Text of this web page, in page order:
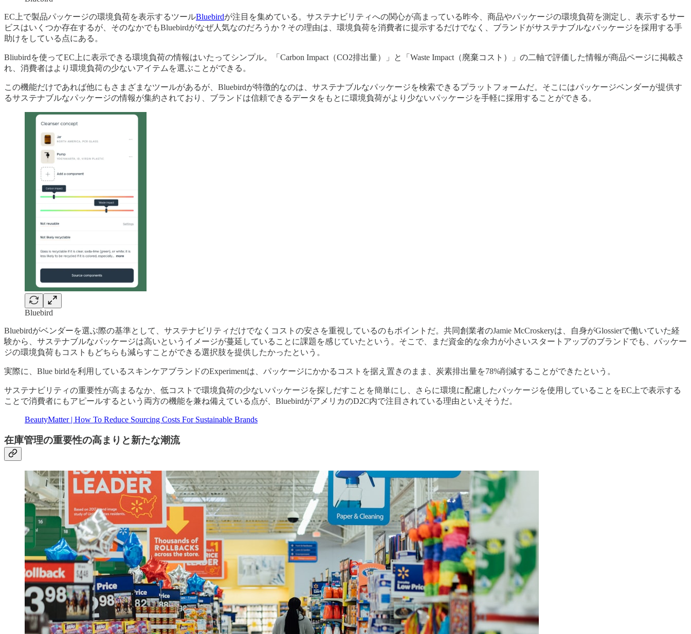
EC上で製品パッケージの環境負荷を表示するツールBluebirdが注目を集めている。サステナビリティへの関心が高まっている昨今、商品やパッケージの環境負荷を測定し、表示するサー
ビスはいくつか存在するが、そのなかでもBluebirdがなぜ人気なのだろうか？その理由は、環境負荷を消費者に提示するだけでなく、ブランドがサステナブルなパッケージを採用する手
助けをしている点にある。
Bliubirdを使ってEC上に表示できる環境負荷の情報はいたってシンプル。「Carbon Impact（CO2排出量）」と「Waste Impact（廃棄コスト）」の二軸で評価した情報が商品ページに掲載さ
れ、消費者はより環境負荷の少ないアイテムを選ぶことができる。
この機能だけであれば他にもさまざまなツールがあるが、Bluebirdが特徴的なのは、サステナブルなパッケージを検索できるプラットフォームだ。そこにはパッケージベンダーが提供す
るサステナブルなパッケージの情報が集約されており、ブランドは信頼できるデータをもとに環境負荷がより少ないパッケージを手軽に採用することができる。
Bluebird
Bluebirdがベンダーを選ぶ際の基準として、サステナビリティだけでなくコストの安さを重視しているのもポイントだ。共同創業者のJamie McCroskeryは、自身がGlossierで働いていた経
験から、サステナブルなパッケージは高いというイメージが蔓延していることに課題を感じていたという。そこで、まだ資金的な余力が小さいスタートアップのブランドでも、パッケー
ジの環境負荷もコストもどちらも減らすことができる選択肢を提供したかったという。
実際に、Blue birldを利用しているスキンケアブランドのExperimentは、パッケージにかかるコストを据え置きのまま、炭素排出量を78%削減することができたという。
サステナビリティの重要性が高まるなか、低コストで環境負荷の少ないパッケージを探しだすことを簡単にし、さらに環境に配慮したパッケージを使用していることをEC上で表示する
ことで消費者にもアピールするという両方の機能を兼ね備えている点が、BluebirdがアメリカのD2C内で注目されている理由といえそうだ。
BeautyMatter | How To Reduce Sourcing Costs For Sustainable Brands
在庫管理の重要性の高まりと新たな潮流